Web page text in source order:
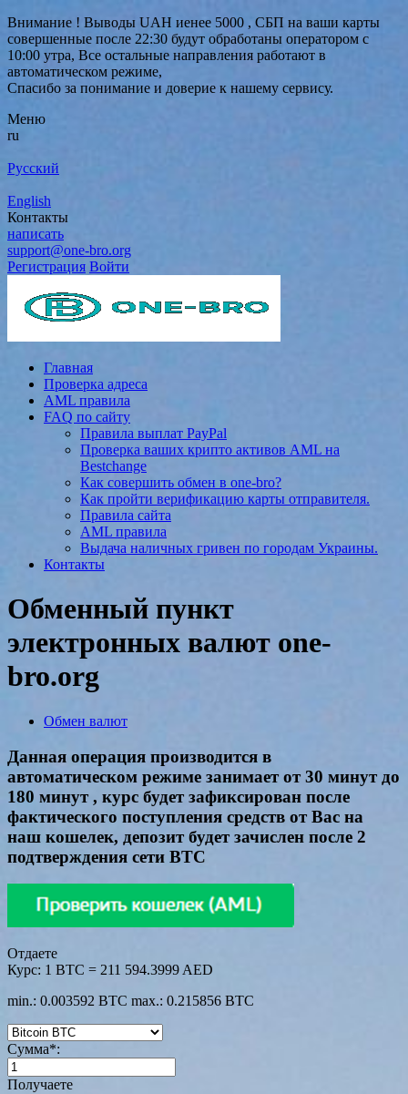
Внимание ! Выводы UAH иенее 5000 , СБП на ваши карты
совершенные после 22:30 будут обработаны оператором с
10:00 утра, Все остальные направления работают в
автоматическом режиме,
Спасибо за понимание и доверие к нашему сервису.
Меню
ru
Русский
English
Контакты
написать
support@one-bro.org
Регистрация Войти
Главная
Проверка адреса
AML правила
FAQ по сайту
Правила выплат PayPal
Проверка ваших крипто активов AML на
Bestchange
Как совершить обмен в one-bro?
Как пройти верификацию карты отправителя.
Правила сайта
AML правила
Выдача наличных гривен по городам Украины.
Контакты
Обменный пункт
электронных валют one-
bro.org
Обмен валют
Данная операция производится в
автоматическом режиме занимает от 30 минут до
180 минут , курс будет зафиксирован после
фактического поступления средств от Вас на
наш кошелек, депозит будет зачислен после 2
подтверждения сети BTC
Отдаете
Курс: 1 BTC = 211 594.3999 AED
min.: 0.003592 BTC max.: 0.215856 BTC
Сумма*:
Получаете